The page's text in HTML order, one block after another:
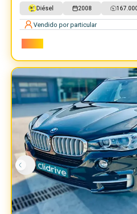
Diésel 2008
Vendido por particular